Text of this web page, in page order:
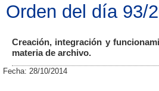
Orden del día 93/
Creación, integración y
materia de archivo.
Fecha: 28/10/2014